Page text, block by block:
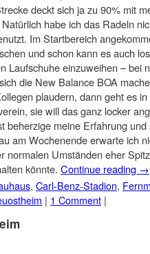
deckt sich ja zu 90% mit
habe ich das Radeln
Im Startbereich
und schon kann es auch
Laufschuhe einzuweihen – bei
die New Balance BOA
plaudern, dann geht es
sie will das ganz locker
beherzige meine Erfahrung
am Wochenende erwarte ich
normalen Umständen eher
könnte. Continue reading →
, Carl-Benz-Stadion,
| 1 Comment |